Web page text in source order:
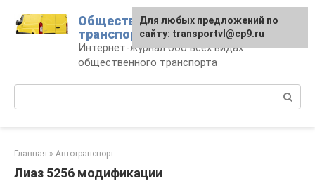
контенту
Общественный
транспорт
Интернет-журнал обо всех видах
общественного транспорта
Главная » Автотранспорт
Лиаз 5256 модификации
Для любых предложений по
сайту: transportvl@cp9.ru